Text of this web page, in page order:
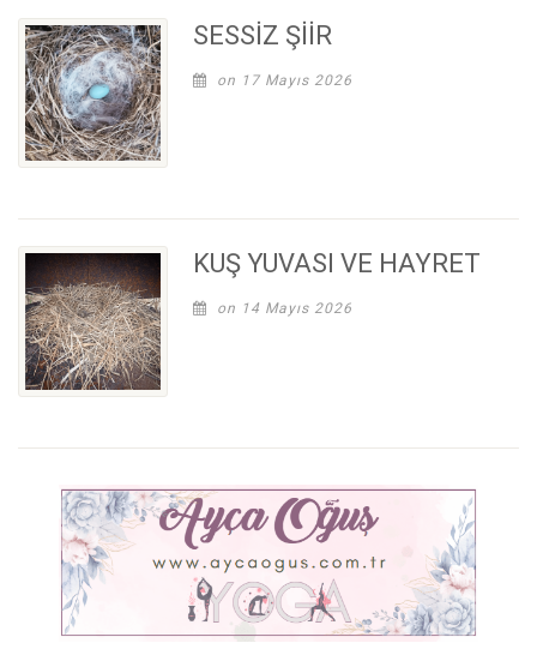
SESSİZ ŞİİR
on 17 Mayıs 2026
KUŞ YUVASI VE HAYRET
on 14 Mayıs 2026